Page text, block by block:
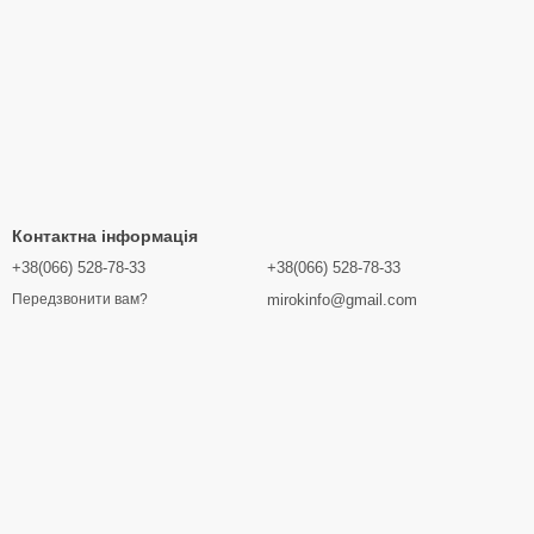
Контактна інформація
+38(066) 528-78-33
Передзвонити вам?
+38(066) 528-78-33
mirokinfo@gmail.com